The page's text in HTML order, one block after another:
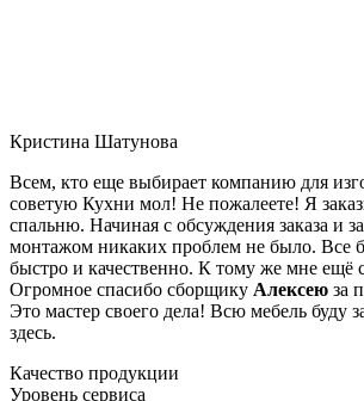
Кристина Шатунова
Всем, кто еще выбирает компанию для
советую Кухни мол! Не пожалеете! Я
спальню. Начиная с обсуждения заказа и
монтажом никаких проблем не было. Все
быстро и качественно. К тому же мне ещё
Огромное спасибо сборщику Алексею за
Это мастер своего дела! Всю мебель буду
здесь.
Качество продукции
Уровень сервиса